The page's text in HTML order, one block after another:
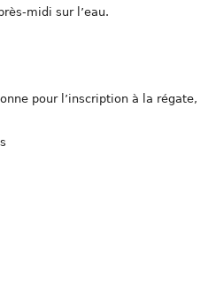
midi sur l’eau.
pour l’inscription à la régate,